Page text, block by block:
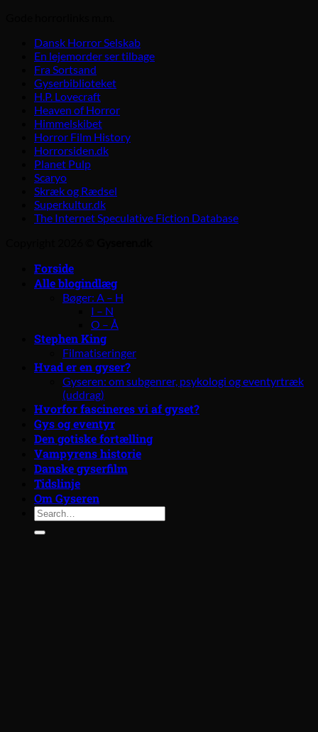
Dansk Horror Selskab
En lejemorder ser tilbage
Fra Sortsand
Gyserbiblioteket
H.P. Lovecraft
Heaven of Horror
Himmelskibet
Horror Film History
Horrorsiden.dk
Planet Pulp
Scaryo
Skræk og Rædsel
Superkultur.dk
The Internet Speculative Fiction Database
Forside
Alle blogindlæg
Bøger: A – H
I – N
O – Å
Stephen King
Filmatiseringer
Hvad er en gyser?
Gyseren: om subgenrer, psykologi og eventyrtræk
(uddrag)
Hvorfor fascineres vi af gyset?
Gys og eventyr
Den gotiske fortælling
Vampyrens historie
Danske gyserfilm
Tidslinje
Om Gyseren